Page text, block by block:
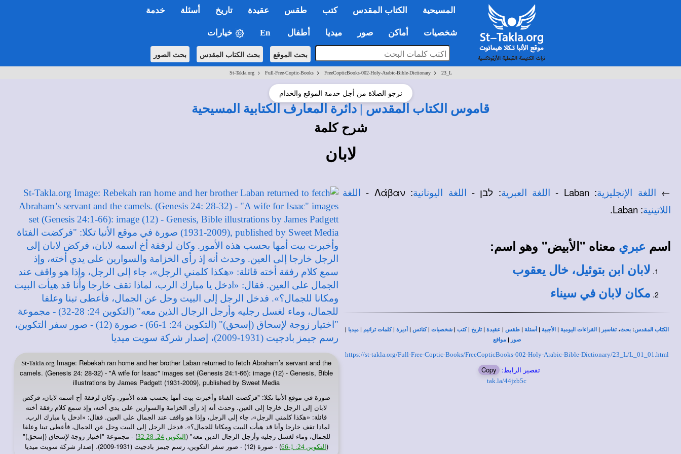
المسيحية الكتاب المقدس كتب طقس عقيدة تاريخ أسئلة خدمة
شخصيات أماكن صور ميديا أطفال En خيارات
بحث الموقع بحث الكتاب المقدس بحث الصور
St-Takla.org> Full-Free-Coptic-Books> FreeCopticBooks-002-Holy-Arabic-Bible-Dictionary> 23_L
نرجو الصلاة من أجل خدمة الموقع والخدام
قاموس الكتاب المقدس | دائرة المعارف الكتابية المسيحية
شرح كلمة
لابان
St-Takla.org Image: Rebekah ran home and her brother Laban returned to fetch Abraham’s servant and the
camels. (Genesis 24: 28-32) - "A wife for Isaac" images set (Genesis 24:1-66): image (12) - Genesis, Bible
illustrations by James Padgett (1931-2009), published by Sweet Media
صورة في موقع الأنبا تكلا: "فركضت الفتاة وأخبرت بيت أمها بحسب هذه الأمور. وكان لرفقة أخ اسمه لابان، فركض
لابان إلى الرجل خارجا إلى العين. وحدث أنه إذ رأى الخزامة والسوارين على يدي أخته، وإذ سمع كلام رفقة أخته
قائلة: «هكذا كلمني الرجل»، جاء إلى الرجل، وإذا هو واقف عند الجمال على العين. فقال: «ادخل يا مبارك الرب،
لماذا تقف خارجا وأنا قد هيأت البيت ومكانا للجمال؟». فدخل الرجل إلى البيت وحل عن الجمال، فأعطى تبنا وعلفا
للجمال، وماء لغسل رجليه وأرجل الرجال الذين معه" ( التكوين 24: 28-32
) - مجموعة "اختيار زوجة لإسحاق (إسحق)"
( التكوين 24: 1-66 ) - صورة (12) - صور سفر التكوين، رسم جيمز بادجيت (1931-2009)، إصدار شركة سويت ميديا
← اللغة الإنجليزية: Laban - اللغة العبرية: לבן - اللغة اليونانية: Λάβαν -
اللغة
اللاتينية: Laban.
اسم عبري معناه "الأبيض" وهو اسم:
لابان ابن بتوئيل، خال يعقوب
مكان لابان في سيناء
الكتاب المقدس:بحث،تفاسير | القراءات اليومية | الأجبية | أسئلة |طقس | عقيدة |تاريخ |كتب |شخصيات |كنائس | أديرة |كلمات ترانيم |ميديا |
صور |مواقع
https://st-takla.org/Full-Free-Coptic-Books/FreeCopticBooks-002-Holy-Arabic-Bible-Dictionary/23_L/L_01_01.html
تقصير الرابط: Copy
tak.la/44jzb5c